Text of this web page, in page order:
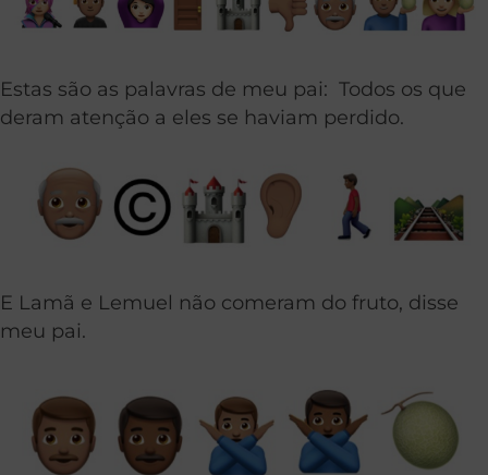
Estas são as palavras de meu pai: Todos os que
deram atenção a eles se haviam perdido.
E Lamã e Lemuel não comeram do fruto, disse
meu pai.